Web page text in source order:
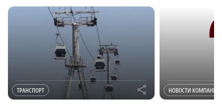
ТРАНСПОРТ r НОВОСТИ КОМПАНИИ